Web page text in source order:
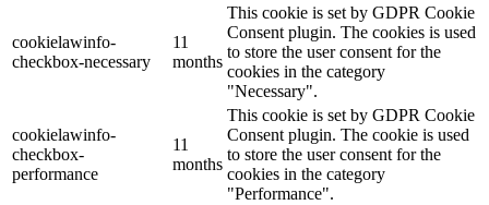
cookielawinfo-
checkbox-necessary
11
months
This cookie is set by GDPR Cookie
Consent plugin. The cookies is used
to store the user consent for the
cookies in the category
"Necessary".
cookielawinfo-
checkbox-
performance
11
months
This cookie is set by GDPR Cookie
Consent plugin. The cookie is used
to store the user consent for the
cookies in the category
"Performance".